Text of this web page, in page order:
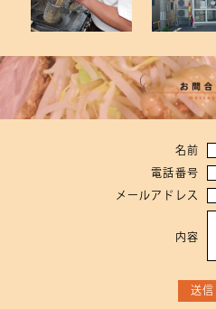
名前
電話番号
メールアドレス
内容
送信